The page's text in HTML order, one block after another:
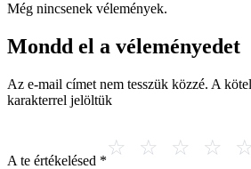
Még nincsenek vélemények.
Mondd el a véleményedet
Az e-mail címet nem tesszük közzé. A
karakterrel jelöltük
A te értékelésed *